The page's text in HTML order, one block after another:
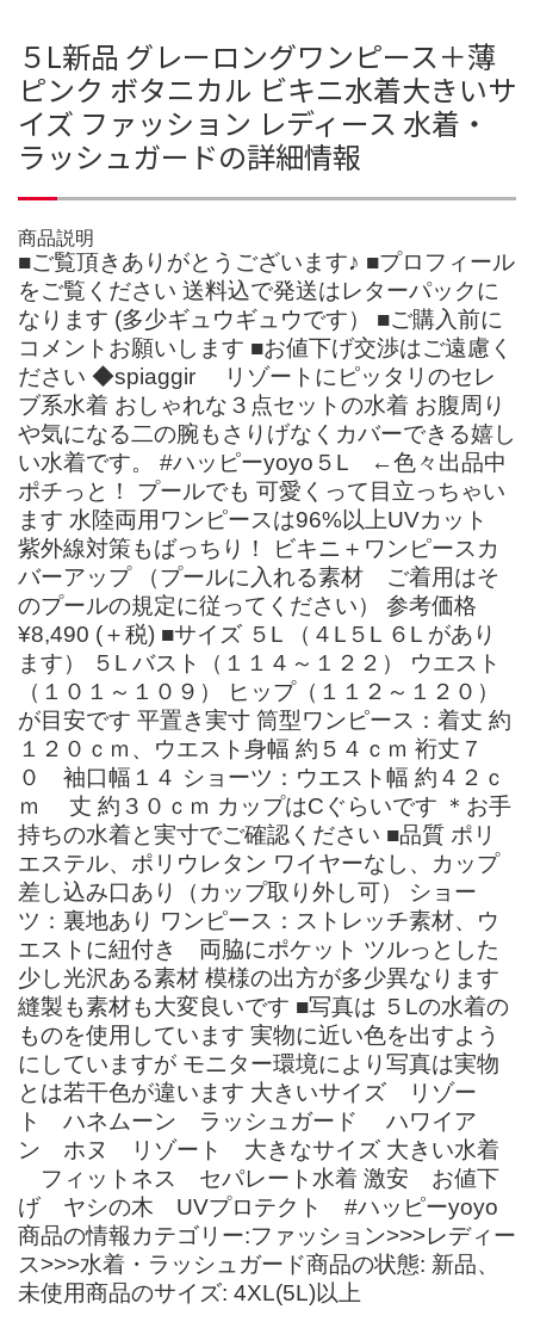
５L新品 グレーロングワンピース＋薄
ピンク ボタニカル ビキニ水着大きいサ
イズ ファッション レディース 水着・
ラッシュガードの詳細情報
商品説明
■ご覧頂きありがとうございます♪ ■プロフィール
をご覧ください 送料込で発送はレターパックに
なります (多少ギュウギュウです） ■ご購入前に
コメントお願いします ■お値下げ交渉はご遠慮く
ださい ◆spiaggir リゾートにピッタリのセレ
ブ系水着 おしゃれな３点セットの水着 お腹周り
や気になる二の腕もさりげなくカバーできる嬉し
い水着です。 #ハッピーyoyo５L ←色々出品中
ポチっと！ プールでも 可愛くって目立っちゃい
ます 水陸両用ワンピースは96%以上UVカット
紫外線対策もばっちり！ ビキニ＋ワンピースカ
バーアップ （プールに入れる素材 ご着用はそ
のプールの規定に従ってください） 参考価格
¥8,490 (＋税) ■サイズ ５L （４L５L ６L があり
ます） ５L バスト（１１４～１２２） ウエスト
（１０１～１０９） ヒップ（１１２～１２０）
が目安です 平置き実寸 筒型ワンピース：着丈 約
１２０ｃｍ、ウエスト身幅 約５４ｃｍ 裄丈７
０ 袖口幅１４ ショーツ：ウエスト幅 約４２ｃ
ｍ 丈 約３０ｃｍ カップはCぐらいです ＊お手
持ちの水着と実寸でご確認ください ■品質 ポリ
エステル、ポリウレタン ワイヤーなし、カップ
差し込み口あり（カップ取り外し可） ショー
ツ：裏地あり ワンピース：ストレッチ素材、ウ
エストに紐付き 両脇にポケット ツルっとした
少し光沢ある素材 模様の出方が多少異なります
縫製も素材も大変良いです ■写真は ５Lの水着の
ものを使用しています 実物に近い色を出すよう
にしていますが モニター環境により写真は実物
とは若干色が違います 大きいサイズ リゾー
ト ハネムーン ラッシュガード ハワイア
ン ホヌ リゾート 大きなサイズ 大きい水着
フィットネス セパレート水着 激安 お値下
げ ヤシの木 UVプロテクト #ハッピーyoyo
商品の情報カテゴリー:ファッション>>>レディー
ス>>>水着・ラッシュガード商品の状態: 新品、
未使用商品のサイズ: 4XL(5L)以上